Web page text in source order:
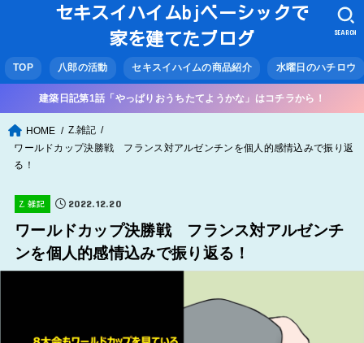
セキスイハイムbjベーシックで
家を建てたブログ
TOP 八郎の活動 セキスイハイムの商品紹介 水曜日のハチロウ
SEARCH
建築日記第1話「やっぱりおうちたてようかな」はコチラから！
HOME
Z.雑記
ワールドカップ決勝戦 フランス対アルゼンチンを個人的感情込みで振り返
る！
Z.雑記 2022.12.20
ワールドカップ決勝戦 フランス対アルゼンチ
ンを個人的感情込みで振り返る！